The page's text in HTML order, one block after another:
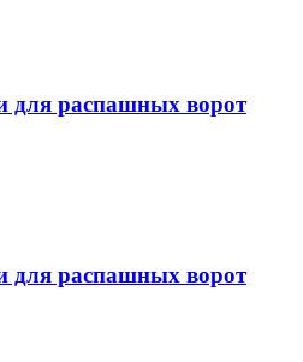
для распашных ворот
для распашных ворот